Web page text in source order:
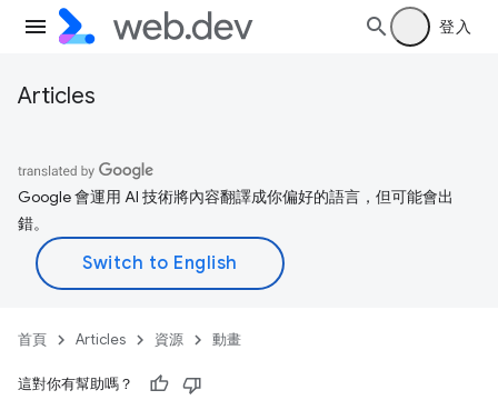
登入
Articles
Google 會運用 AI 技術將內容翻譯成你偏好的語言，但可能會出
錯。
首頁 Articles 資源 動畫
這對你有幫助嗎？